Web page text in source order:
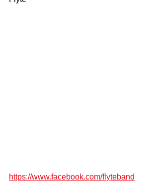
https://www.facebook.com/flyteband